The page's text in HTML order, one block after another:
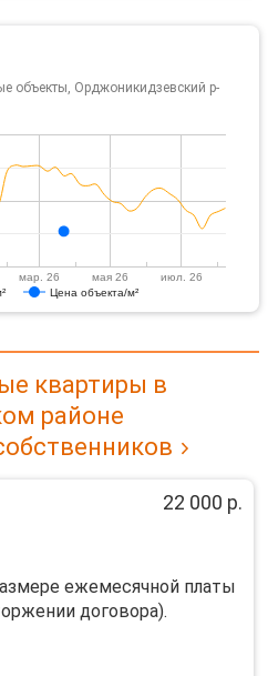
объекты, Орджоникидзевский р-
Цена объекта/м²
мар. 26 мая 26 июл. 26
квартиры в
районе
22 000 р.
ежемесячной платы
договора).